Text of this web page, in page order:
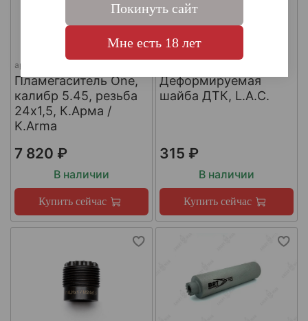
арт.
Пламегаситель One,
калибр 5.45, резьба
24х1,5, К.Арма /
K.Arma
7 820 ₽
В наличии
Купить сейчас
Деформируемая
шайба ДТК, L.A.C.
315 ₽
В наличии
Купить сейчас
Покинуть сайт
Мне есть 18 лет